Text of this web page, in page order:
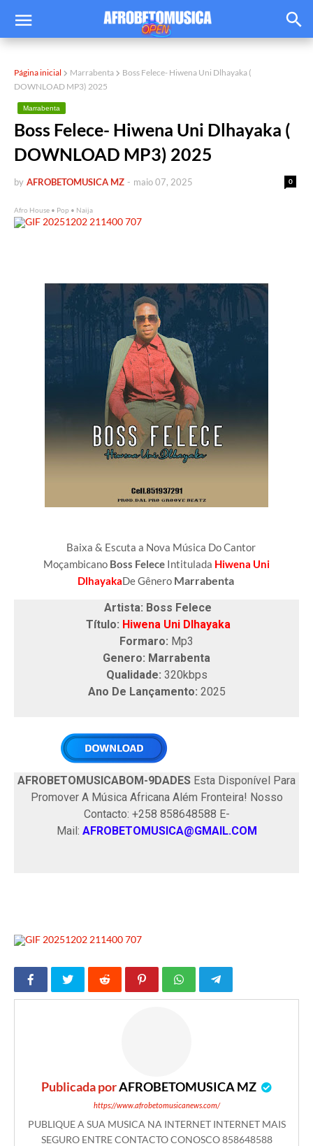
Página inicial Marrabenta
Boss Felece- Hiwena Uni Dlhayaka (
DOWNLOAD MP3) 2025
Marrabenta
Boss Felece- Hiwena Uni Dlhayaka (
DOWNLOAD MP3) 2025
by AFROBETOMUSICA MZ 0
- maio 07, 2025
Afro House • Pop • Naija
Baixa & Escuta a Nova Música Do Cantor
Moçambicano Boss Felece Intitulada Hiwena Uni
DlhayakaDe GêneroMarrabenta
Artista: Boss Felece
Título: Hiwena Uni Dlhayaka
Formaro: Mp3
Genero: Marrabenta
Qualidade: 320kbps
Ano De Lançamento: 2025
AFROBETOMUSICABOM-9DADES Esta Disponível Para
Promover A Música Africana Além Fronteira! Nosso
Contacto: +258 858648588 E-
Mail: AFROBETOMUSICA@GMAIL.COM
Publicada porAFROBETOMUSICA MZ
https://www.afrobetomusicanews.com/
PUBLIQUE A SUA MUSICA NA INTERNET INTERNET MAIS
SEGURO ENTRE CONTACTO CONOSCO 858648588